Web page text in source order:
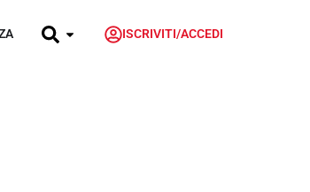
ISCRIVITI/ACCEDI